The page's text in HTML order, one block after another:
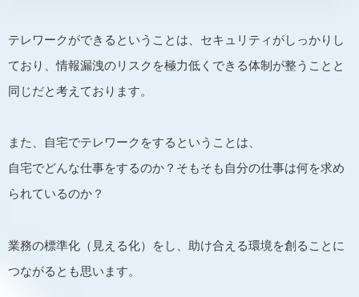
テレワークができるということは、セキュリティがしっかりし
ており、情報漏洩のリスクを極力低くできる体制が整うことと
同じだと考えております。
また、自宅でテレワークをするということは、
自宅でどんな仕事をするのか？そもそも自分の仕事は何を求め
られているのか？
業務の標準化（見える化）をし、助け合える環境を創ることに
つながるとも思います。